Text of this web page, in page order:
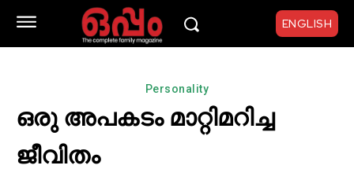
ENGLISH
Personality
ഒരു അപകടം മാറ്റിമറിച്ച
ജീവിതം